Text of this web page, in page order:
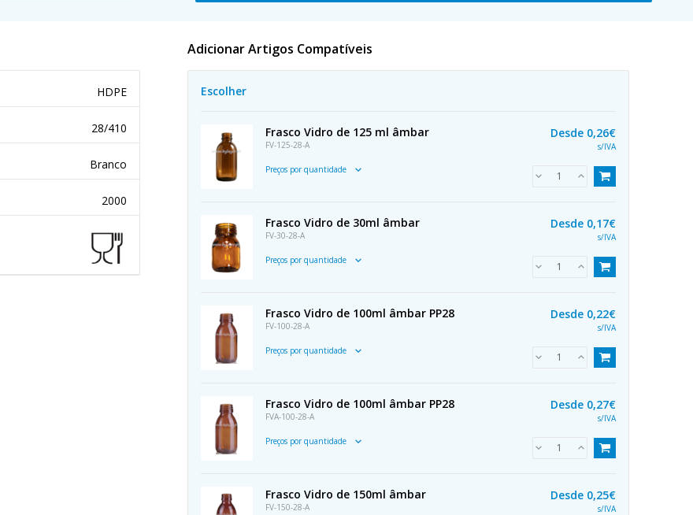
HDPE
28/410
Branco
2000
Adicionar Artigos Compatíveis
Escolher
Frasco Vidro de 125 ml âmbar
FV-125-28-A
Preços por quantidade
Desde 0,26€
s/IVA
Frasco Vidro de 30ml âmbar
FV-30-28-A
Preços por quantidade
Desde 0,17€
s/IVA
Frasco Vidro de 100ml âmbar PP28
FV-100-28-A
Preços por quantidade
Desde 0,22€
s/IVA
Frasco Vidro de 100ml âmbar PP28
FVA-100-28-A
Preços por quantidade
Desde 0,27€
s/IVA
Frasco Vidro de 150ml âmbar
FV-150-28-A
Desde 0,25€
s/IVA